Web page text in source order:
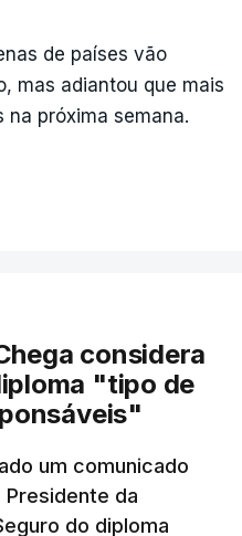
de países vão
mas adiantou que mais
na próxima semana.
considera
"tipo de
um comunicado
da
do diploma